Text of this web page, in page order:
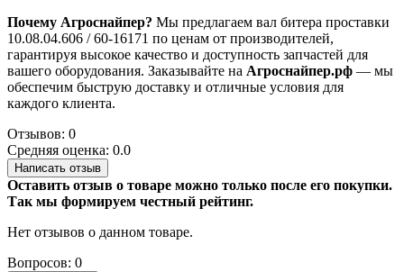
Почему Агроснайпер? Мы предлагаем вал битера проставки
10.08.04.606 / 60-16171 по ценам от производителей,
гарантируя высокое качество и доступность запчастей для
вашего оборудования. Заказывайте на Агроснайпер.рф — мы
обеспечим быструю доставку и отличные условия для
каждого клиента.
Отзывов: 0
Средняя оценка: 0.0
Написать отзыв
Оставить отзыв о товаре можно только после его покупки.
Так мы формируем честный рейтинг.
Нет отзывов о данном товаре.
Вопросов: 0